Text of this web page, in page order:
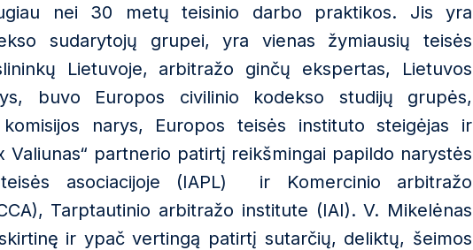
nei 30 metų teisinio darbo praktikos. Jis yra
sudarytojų grupei, yra vienas žymiausių teisės
Lietuvoje, arbitražo ginčų ekspertas, Lietuvos
buvo Europos civilinio kodekso studijų grupės,
narys, Europos teisės instituto steigėjas ir
Valiunas“ partnerio patirtį reikšmingai papildo narystės
asociacijoje (IAPL) ir Komercinio arbitražo
Tarptautinio arbitražo institute (IAI). V. Mikelėnas
ir ypač vertingą patirtį sutarčių, deliktų, šeimos